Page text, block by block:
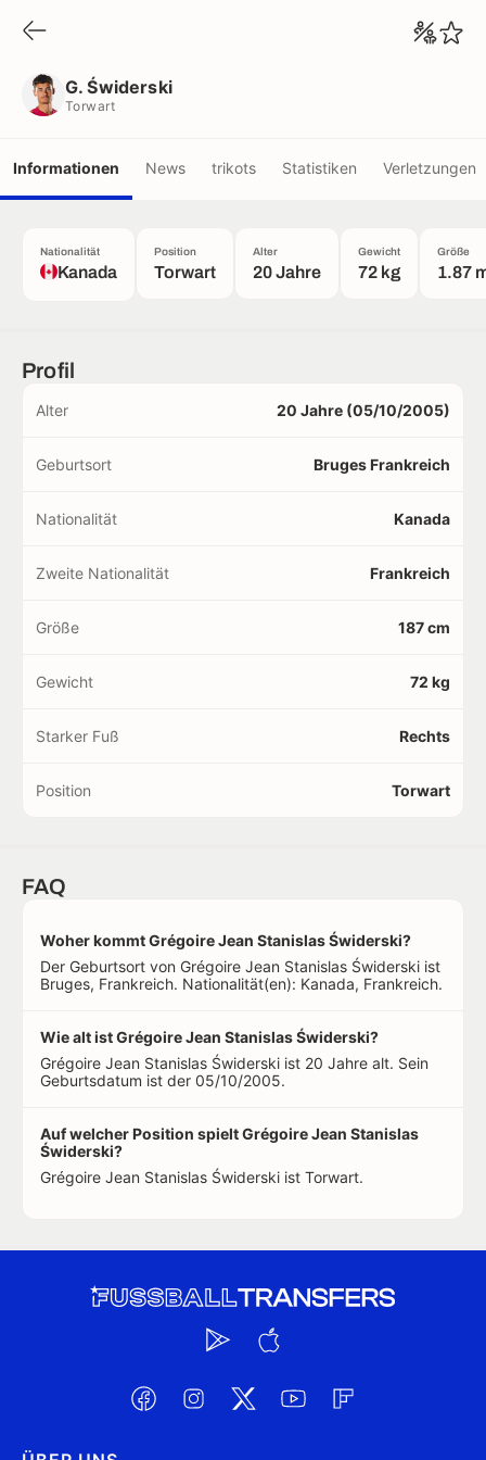
G. Świderski
Torwart
Informationen News trikots Statistiken Verletzungen
Nationalität
Kanada
Position
Torwart
Alter
20 Jahre
Gewicht
72 kg
Größe
1.87
Profil
Alter 20 Jahre (05/10/2005)
Geburtsort Bruges Frankreich
Nationalität Kanada
Zweite Nationalität Frankreich
Größe 187 cm
Gewicht 72 kg
Starker Fuß Rechts
Position Torwart
FAQ
Woher kommt Grégoire Jean Stanislas Świderski?
Der Geburtsort von Grégoire Jean Stanislas Świderski ist
Bruges, Frankreich. Nationalität(en): Kanada, Frankreich.
Wie alt ist Grégoire Jean Stanislas Świderski?
Grégoire Jean Stanislas Świderski ist 20 Jahre alt. Sein
Geburtsdatum ist der 05/10/2005.
Auf welcher Position spielt Grégoire Jean Stanislas
Świderski?
Grégoire Jean Stanislas Świderski ist Torwart.